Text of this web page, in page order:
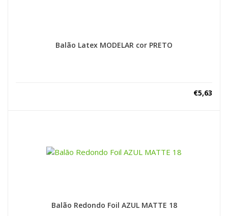
Balão Latex MODELAR cor PRETO
€5,63
Balão Redondo Foil AZUL MATTE 18